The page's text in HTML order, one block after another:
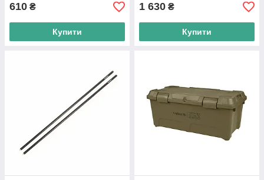
610 ₴
Купити
1 630 ₴
Купити